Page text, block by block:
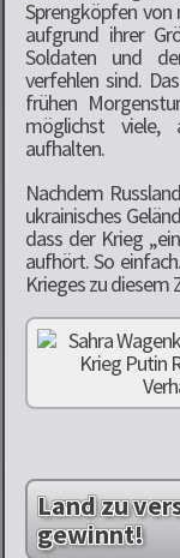
Sprengköpfen von
aufgrund ihrer
Soldaten und
verfehlen sind.
frühen
möglichst viele,
aufhalten.
Nachdem
ukrainisches
dass der Krieg
aufhört. So
Krieges zu diesem
Land zu
gewinnt!